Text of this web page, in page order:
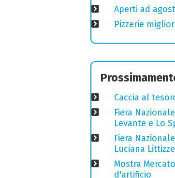
Aperti ad
Pizzerie
Caccia al
Fiera
Levante e Lo
Fiera
Luciana
Mostra
d'artificio